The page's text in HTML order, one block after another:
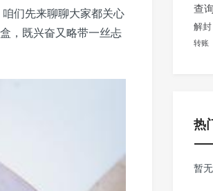
们先来聊聊大家都关心
，既兴奋又略带一丝忐
查询
解封
转账
热
暂